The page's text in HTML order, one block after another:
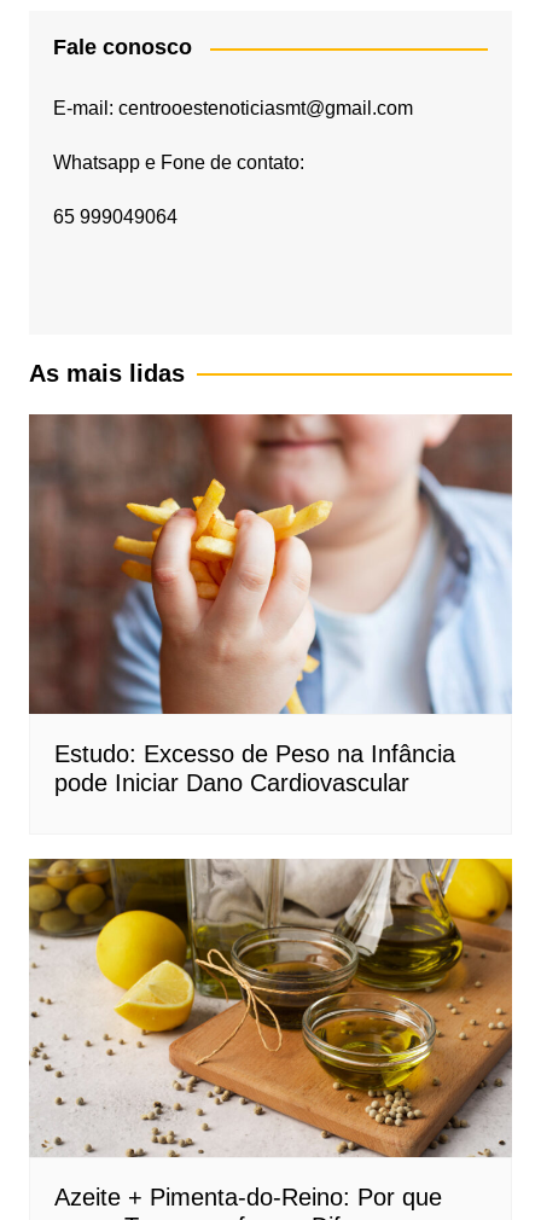
Fale conosco
E-mail: centrooestenoticiasmt@gmail.com
Whatsapp e Fone de contato:
65 999049064
As mais lidas
Estudo: Excesso de Peso na Infância
pode Iniciar Dano Cardiovascular
Azeite + Pimenta-do-Reino: Por que